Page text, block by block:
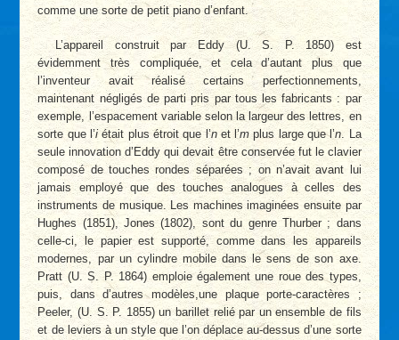
comme une sorte de petit piano d’enfant.
L’appareil construit par Eddy (U. S. P. 1850) est
évidemment très compliquée, et cela d’autant plus que
l’inventeur avait réalisé certains perfectionnements,
maintenant négligés de parti pris par tous les fabricants : par
exemple, l’espacement variable selon la largeur des lettres, en
sorte que l’i était plus étroit que l’net l’mplus large que l’n. La
seule innovation d’Eddy qui devait être conservée fut le clavier
composé de touches rondes séparées ; on n’avait avant lui
jamais employé que des touches analogues à celles des
instruments de musique. Les machines imaginées ensuite par
Hughes (1851), Jones (1802), sont du genre Thurber ; dans
celle-ci, le papier est supporté, comme dans les appareils
modernes, par un cylindre mobile dans le sens de son axe.
Pratt (U. S. P. 1864) emploie également une roue des types,
puis, dans d’autres modèles,une plaque porte-caractères ;
Peeler, (U. S. P. 1855) un barillet relié par un ensemble de fils
et de leviers à un style que l’on déplace au-dessus d’une sorte